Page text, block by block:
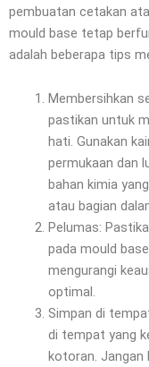
pembuatan cetakan
mould base tetap
adalah beberapa tips
Membersihkan
pastikan untuk
hati. Gunakan
permukaan dan
bahan kimia
atau bagian
Pelumas:
pada mould
mengurangi
optimal.
Simpan di
di tempat yang
kotoran. Jangan